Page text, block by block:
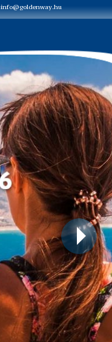
info@goldenway.hu